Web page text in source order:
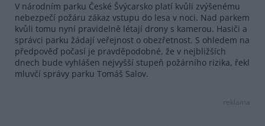
V národním parku České Švýcarsko platí kvůli zvýšenému
nebezpečí požáru zákaz vstupu do lesa v noci. Nad parkem
kvůli tomu nyní pravidelně létají drony s kamerou. Hasiči a
správci parku žádají veřejnost o obezřetnost. S ohledem na
předpověď počasí je pravděpodobné, že v nejbližších
dnech bude vyhlášen nejvyšší stupeň požárního rizika, řekl
mluvčí správy parku Tomáš Salov.
reklama